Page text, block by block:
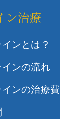
ン治療
ンとは？
ンの流れ
ンの治療費